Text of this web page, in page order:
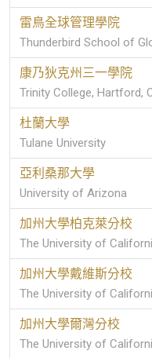
雷鳥全球管理學院
Thunderbird School of
康乃狄克州三一學院
Trinity College, Hartford,
杜蘭大學
Tulane University
亞利桑那大學
University of Arizona
加州大學柏克萊分校
The University of
加州大學戴維斯分校
The University of
加州大學爾灣分校
The University of